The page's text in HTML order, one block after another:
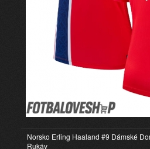
Norsko Erling Haaland #9 Dámské
Rukáv